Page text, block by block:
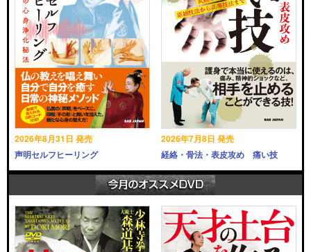
2026年8月31日 発売
声明セルフヒーリング
2026年7月8日 発売
経絡・骨法・表皮攻め 痛い技